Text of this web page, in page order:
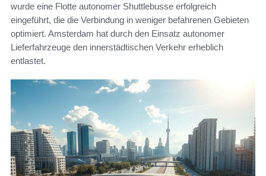
wurde eine Flotte autonomer Shuttlebusse erfolgreich
eingeführt, die die Verbindung in weniger befahrenen Gebieten
optimiert. Amsterdam hat durch den Einsatz autonomer
Lieferfahrzeuge den innerstädtischen Verkehr erheblich
entlastet.